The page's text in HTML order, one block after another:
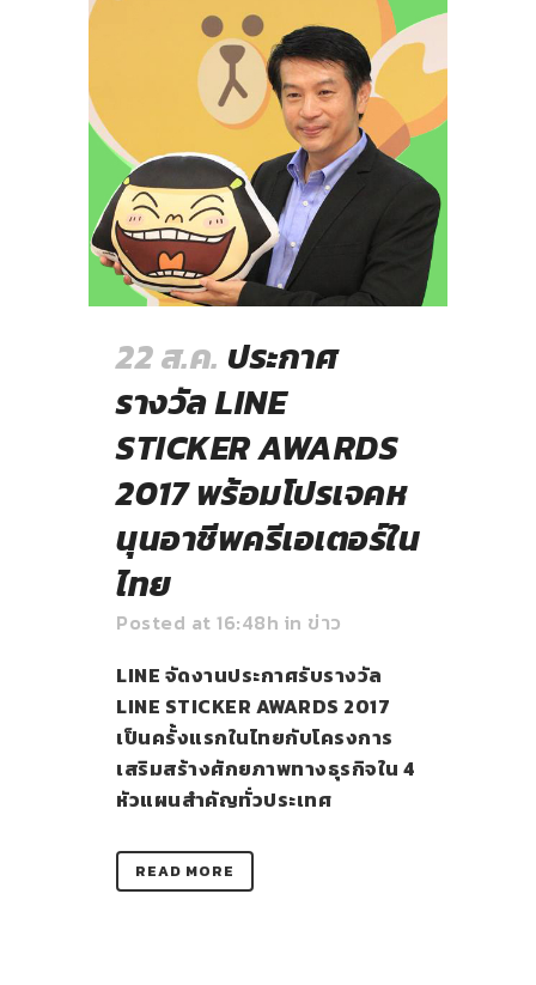
22 ส.ค. ประกาศ
รางวัล LINE
STICKER AWARDS
2017 พร้อมโปรเจคห
นุนอาชีพครีเอเตอร์ใน
ไทย
Posted at 16:48h in ข่าว
LINE จัดงานประกาศรับรางวัล
LINE STICKER AWARDS 2017
เป็นครั้งแรกในไทยกับโครงการ
เสริมสร้างศักยภาพทางธุรกิจใน 4
หัวแผนสำคัญทั่วประเทศ
READ MORE